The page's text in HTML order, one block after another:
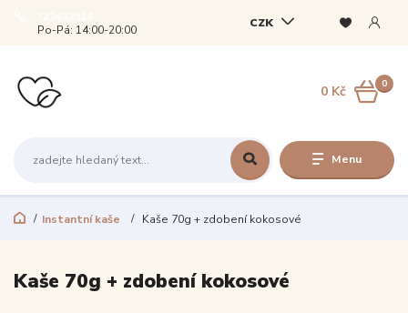
Menu
CZK
Po-Pá: 14:00-20:00
0
0 Kč
Instantní kaše Kaše 70g + zdobení kokosové
Kaše 70g + zdobení kokosové